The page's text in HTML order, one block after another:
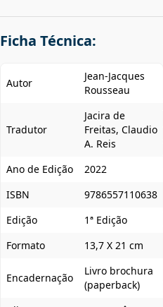
Ficha Técnica:
Autor
Jean-Jacques
Rousseau
Tradutor
Jacira de
Freitas, Claudio
A. Reis
Ano de Edição
2022
ISBN
9786557110638
Edição
1ª Edição
Formato
13,7 X 21 cm
Encadernação
Livro brochura
(paperback)